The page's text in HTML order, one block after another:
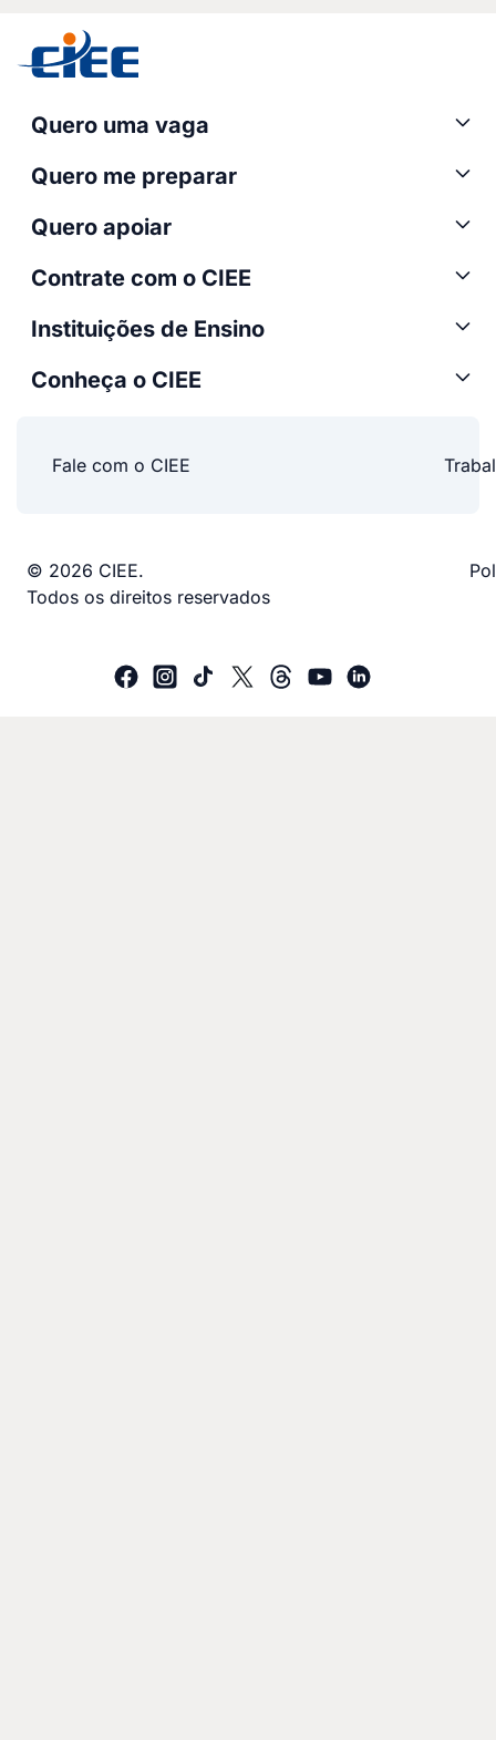
Quero uma vaga
Quero me preparar
Quero apoiar
Contrate com o CIEE
Instituições de Ensino
Conheça o CIEE
Fale com o CIEE
© 2026 CIEE.
Todos os direitos reservados